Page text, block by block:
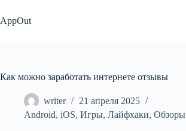
к
сути
AppOut
Как можно заработать интернете отзывы
writer
21 апреля 2025
Android, iOS, Игры, Лайфхаки, Обзоры